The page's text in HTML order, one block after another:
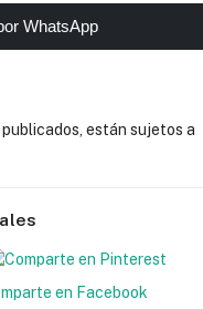
WhatsApp
publicados, están sujetos a